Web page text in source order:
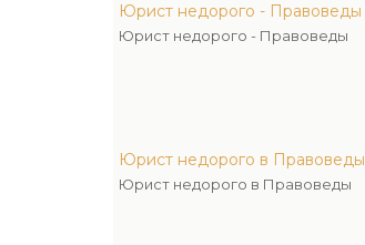
Юрист недорого - Правоведы
Юрист недорого - Правоведы
Юрист недорого в Правоведы
Юрист недорого в Правоведы